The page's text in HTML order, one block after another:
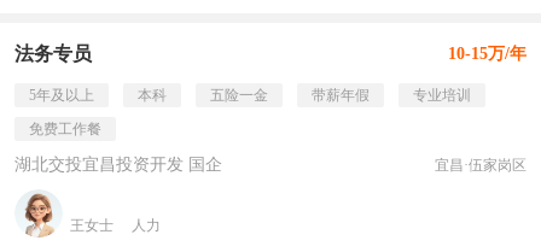
法务专员 10-15万/年
5年及以上 本科 五险一金 带薪年假
专业培训
免费工作餐
湖北交投宜昌投资开发 国企 宜昌·伍家岗区
王女士 人力